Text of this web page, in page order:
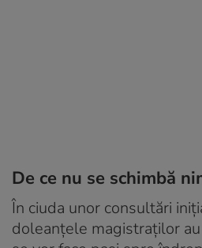
De ce nu se schimbă
În ciuda unor consultări
doleanțele magistraților